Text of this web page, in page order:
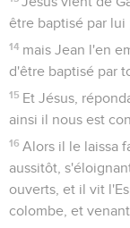
Dieu, dis que ces
Mais lui,
de pain
bouche de Dieu".
Alors le diable le
et lui dit : Si tu
écrit : "Il donnera
porteront sur
contre une pierre".